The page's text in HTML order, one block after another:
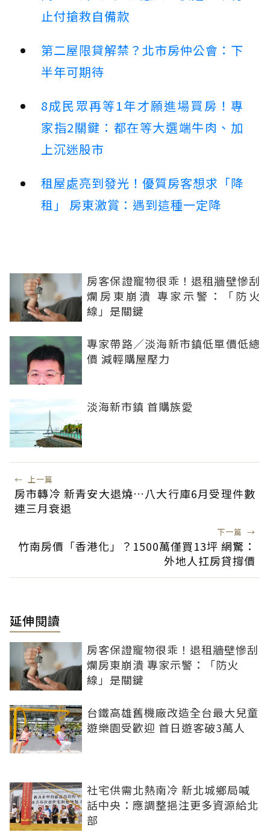
止付搶救自備款
第二屋限貸解禁？北市房仲公會：下
半年可期待
8成民眾再等1年才願進場買房！專
家指2關鍵：都在等大選端牛肉、加
上沉迷股市
租屋處亮到發光！優質房客想求「降
租」 房東激賞：遇到這種一定降
房客保證寵物很乖！退租牆壁慘刮
爛房東崩潰 專家示警：「防火
線」是關鍵
專家帶路／淡海新市鎮低單價低總
價 減輕購屋壓力
淡海新市鎮 首購族愛
← 上一篇
房市轉冷 新青安大退燒…八大行庫6月受理件數
連三月衰退
下一篇 →
竹南房價「香港化」？1500萬僅買13坪 網驚：
外地人扛房貸撐價
延伸閱讀
房客保證寵物很乖！退租牆壁慘刮
爛房東崩潰 專家示警：「防火
線」是關鍵
台鐵高雄舊機廠改造全台最大兒童
遊樂園受歡迎 首日遊客破3萬人
社宅供需北熱南冷 新北城鄉局喊
話中央：應調整挹注更多資源給北
部